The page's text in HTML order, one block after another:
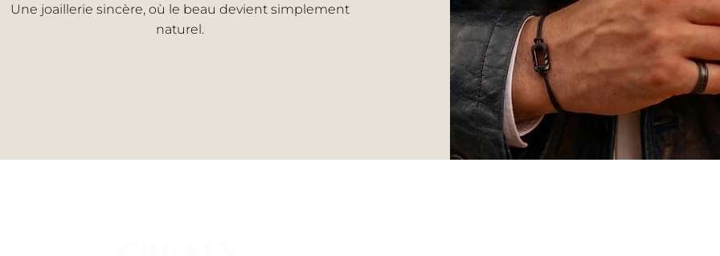
Une joaillerie sincère, où le beau devient simplement
naturel.